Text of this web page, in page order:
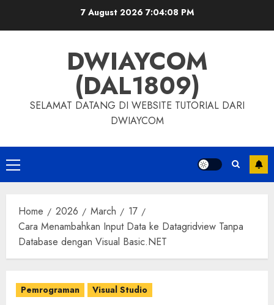
7 August 2026 7:04:09 PM
DWIAYCOM
(DAL1809)
SELAMAT DATANG DI WEBSITE TUTORIAL DARI
DWIAYCOM
Home 2026 March
17
Cara Menambahkan Input Data ke Datagridview Tanpa
Database dengan Visual Basic.NET
Pemrograman Visual Studio